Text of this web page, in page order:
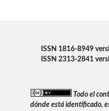
ISSN 1816-8949
ISSN 2313-2841
Todo el
dónde está identificado,